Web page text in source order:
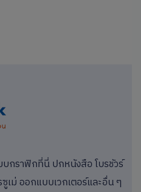
กราฟิกที่นี่ ปกหนังสือ โบรชัวร์
เม่ ออกแบบเวกเตอร์และอื่น ๆ